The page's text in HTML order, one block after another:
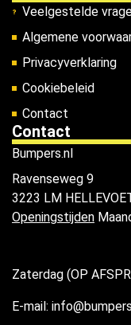
Veelgestelde
Algemene
Privacyverklaring
Cookiebeleid
Contact
Contact
Bumpers.nl
Ravenseweg 9
3223 LM
Openingstijden
Zaterdag (OP
E-mail: